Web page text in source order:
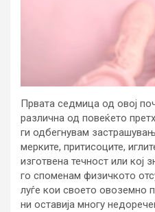
Првата седмица од овој
различна од повеќето
ги одбегнувам
мерките, притисоците,
изготвена течност или
го споменам физичкото
луѓе кои своето овоземно
ни оставија многу